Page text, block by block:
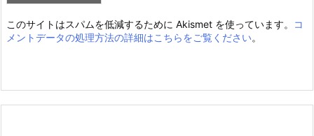
このサイトはスパムを低減するために Akismet を使っています。
コ
メントデータの処理方法の詳細はこちらをご覧ください。